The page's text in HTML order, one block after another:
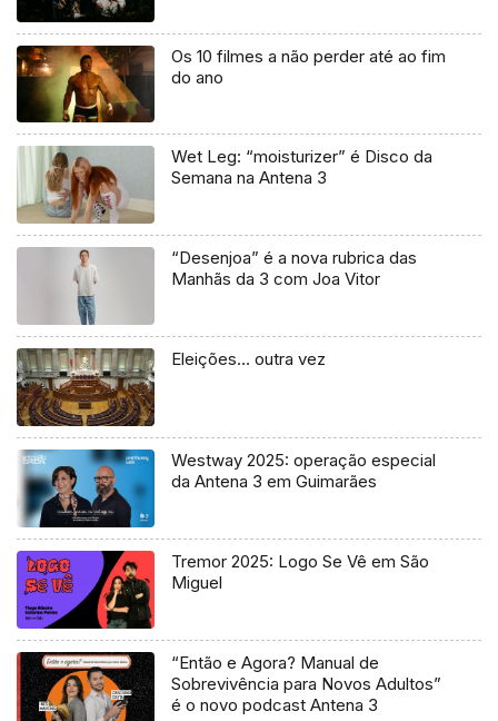
Os 10 filmes a não perder até ao fim
do ano
Wet Leg: “moisturizer” é Disco da
Semana na Antena 3
“Desenjoa” é a nova rubrica das
Manhãs da 3 com Joa Vitor
Eleições… outra vez
Westway 2025: operação especial
da Antena 3 em Guimarães
Tremor 2025: Logo Se Vê em São
Miguel
“Então e Agora? Manual de
Sobrevivência para Novos Adultos”
é o novo podcast Antena 3